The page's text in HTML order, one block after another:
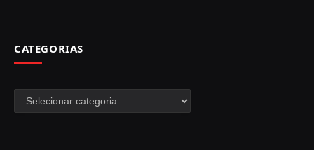
CATEGORIAS
Categorias